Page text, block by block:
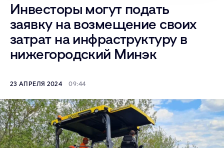
Инвесторы могут подать
заявку на возмещение своих
затрат на инфраструктуру в
нижегородский Минэк
23 АПРЕЛЯ 2024 09:44